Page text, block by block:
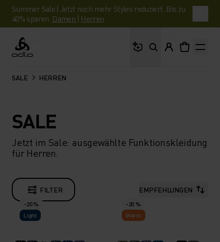
Summer Sale | Jetzt noch mehr Styles reduziert. Bis zu
40% sparen. Damen | Herren
Odlo
SALE HERREN
SALE
Jetzt im Sale: ausgewählte Funktionskleidung
für Herren.
FILTER EMPFEHLUNGEN
-20 %
Light
-20 %
Warm